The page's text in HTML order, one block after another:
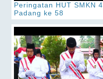
Peringatan HUT SMKN 4
Padang ke 58